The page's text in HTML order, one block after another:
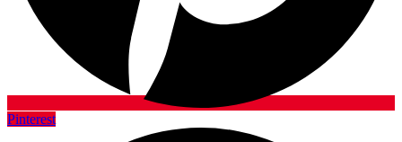
Pinterest